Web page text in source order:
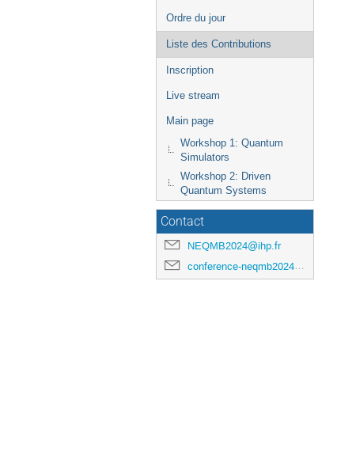
de
l'événement
Ordre du jour
Liste des Contributions
Inscription
Live stream
Main page
Workshop 1: Quantum
Simulators
Workshop 2: Driven
Quantum Systems
Contact
NEQMB2024@ihp.fr
conference-neqmb2024@ihp.fr